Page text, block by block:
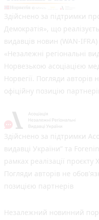
Здійснено за підтримки
Демократія», що
видавців новин (WAN-
«Незалежні регіональні
Норвезькою асоціацією
Норвегії. Погляди авторів
офіційну позицію
Здійснено за підтримки
видавці України” та
рамках реалізації проєкту
Погляди авторів не
позицією партнерів
Незалежний новинний